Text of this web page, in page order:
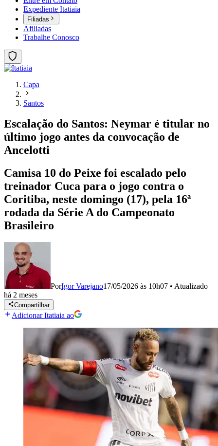
Expediente Itatiaia
Filiadas
Afiliadas
Trabalhe Conosco
Capa
Santos
Escalação do Santos: Neymar é titular no
último jogo antes da convocação de
Ancelotti
Camisa 10 do Peixe foi escalado pelo
treinador Cuca para o jogo contra o
Coritiba, neste domingo (17), pela 16ª
rodada da Série A do Campeonato
Brasileiro
PorIgor Varejano17/05/2026 às 10h07 • Atualizado
há 2 meses
Compartilhar
Adicionar Itatiaia ao